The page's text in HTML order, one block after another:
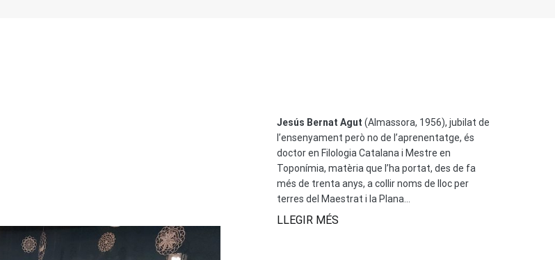
Jesús Bernat Agut (Almassora, 1956), jubilat de
l’ensenyament però no de l’aprenentatge, és
doctor en Filologia Catalana i Mestre en
Toponímia, matèria que l’ha portat, des de fa
més de trenta anys, a collir noms de lloc per
terres del Maestrat i la Plana...
LLEGIR MÉS